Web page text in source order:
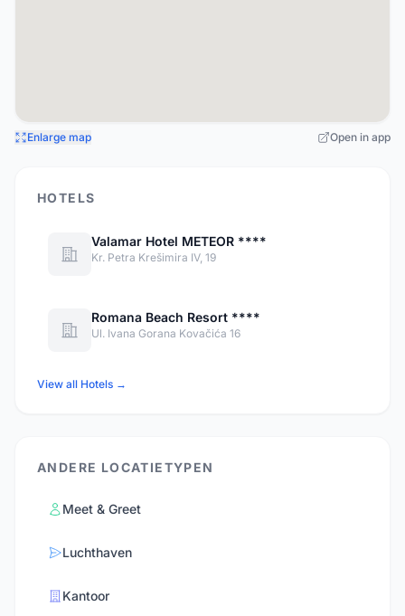
Enlarge map Open in app
HOTELS
Valamar Hotel METEOR ****
Kr. Petra Krešimira IV, 19
Romana Beach Resort ****
Ul. Ivana Gorana Kovačića 16
View all Hotels →
ANDERE LOCATIETYPEN
Meet & Greet
Luchthaven
Kantoor